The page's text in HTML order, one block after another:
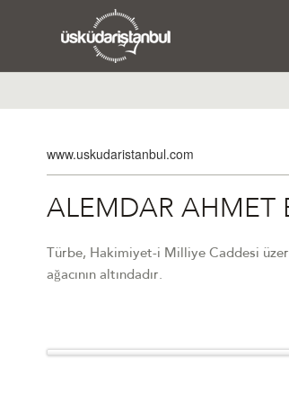
www.uskudaristanbul.com
ALEMDAR AHMET
Türbe, Hakimiyet-i Milliye Caddesi
ağacının altındadır.